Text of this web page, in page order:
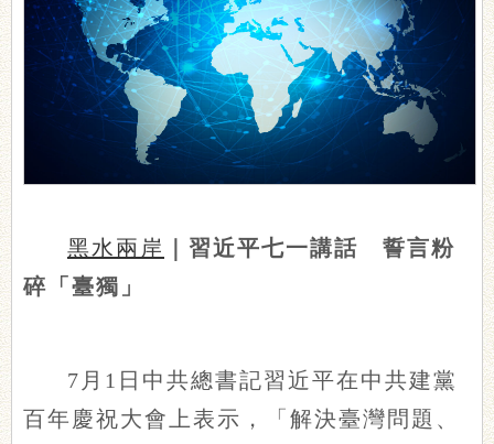
黑水兩岸
｜習近平七一講話 誓言粉
碎「臺獨」
7月1日中共總書記習近平在中共建黨
百年慶祝大會上表示，「解決臺灣問題、